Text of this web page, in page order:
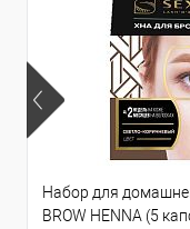
Набор для
BROW HENNA (5